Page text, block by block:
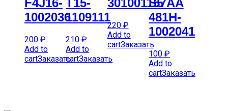
1002036
200 ₽
Add to
cartЗаказать
1109111
210₽
Add to
cartЗаказать
220 ₽
Add to
cartЗаказать
481H-
1002041
100 ₽
Add to
cartЗаказать